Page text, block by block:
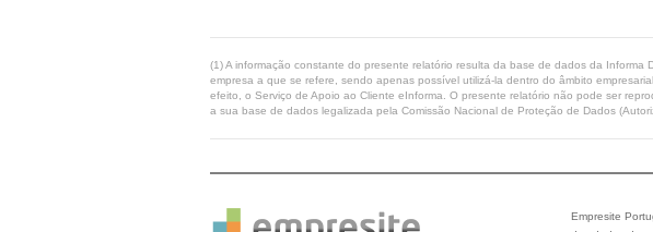
(1) A informação constante do presente relatório resulta da base de dados da
empresa a que se refere, sendo apenas possível utilizá-la dentro do âmbito
efeito, o Serviço de Apoio ao Cliente eInforma. O presente relatório não pode ser
a sua base de dados legalizada pela Comissão Nacional de Proteção de Dados
Empresite